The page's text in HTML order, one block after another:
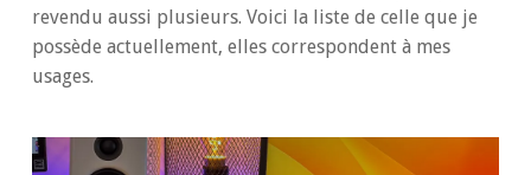
revendu aussi plusieurs. Voici la liste de celle que je
possède actuellement, elles correspondent à mes
usages.